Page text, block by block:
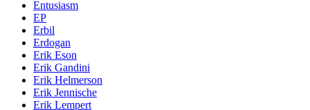
Entusiasm
EP
Erbil
Erdogan
Erik Eson
Erik Gandini
Erik Helmerson
Erik Jennische
Erik Lempert